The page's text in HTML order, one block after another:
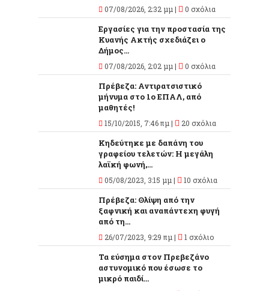
07/08/2026, 2:32 μμ | 0 σχόλια
Εργασίες για την προστασία της
Κυανής Ακτής σχεδιάζει ο
Δήμος...
07/08/2026, 2:02 μμ | 0 σχόλια
Πρέβεζα: Αντιρατσιστικό
μήνυμα στο 1ο ΕΠΑΛ, από
μαθητές!
15/10/2015, 7:46 πμ | 20 σχόλια
Κηδεύτηκε με δαπάνη του
γραφείου τελετών: Η μεγάλη
λαϊκή φωνή,...
05/08/2023, 3:15 μμ | 10 σχόλια
Πρέβεζα: Θλίψη από την
ξαφνική και αναπάντεχη φυγή
από τη...
26/07/2023, 9:29 πμ | 1 σχόλιο
Τα εύσημα στον Πρεβεζάνο
αστυνομικό που έσωσε το
μικρό παιδί...